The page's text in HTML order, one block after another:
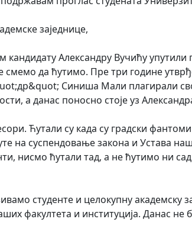
заједнице,
кандидату Александру Вучићу
смемо да ћутимо. Пре три године
Синиша Мали плагирали
а данас поносно стоје уз
Ћутали су када су градски
на суспендовање закона и Устава
нисмо ћутали тад, а не ћутимо ни
студенте и целокупну академску
факултета и институција. Данас